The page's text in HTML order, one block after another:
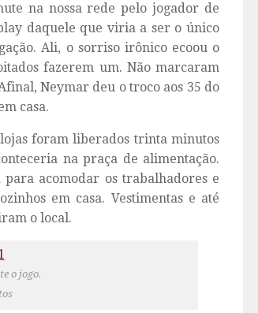
na nossa rede pelo jogador de
daquele que viria a ser o único
Ali, o sorriso irônico ecoou o
fazerem um. Não marcaram
Neymar deu o troco aos 35 do
casa.
foram liberados trinta minutos
na praça de alimentação.
acomodar os trabalhadores e
em casa. Vestimentas e até
o local.
o jogo.